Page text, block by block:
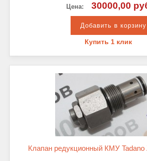
Цена: 30000,00
Купить 1 клик
Клапан редукционный КМУ Tadano